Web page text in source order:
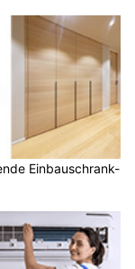
Einbauschrank-